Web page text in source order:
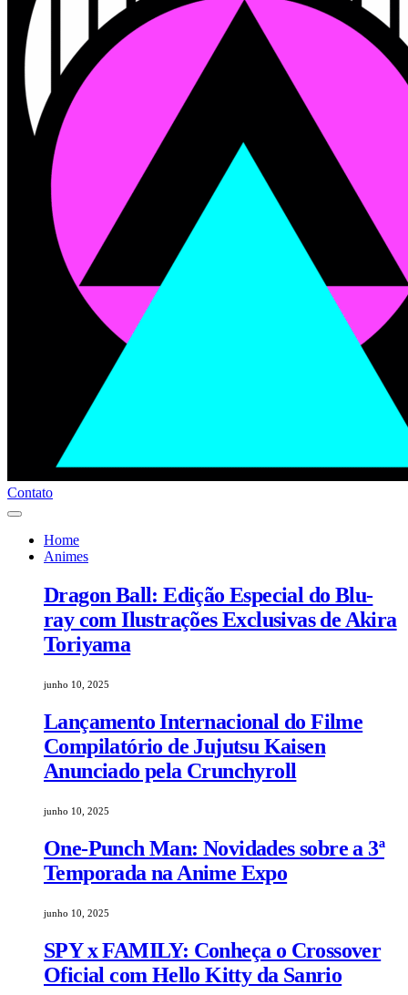
Contato
Home
Animes
Dragon Ball: Edição Especial do Blu-
ray com Ilustrações Exclusivas de Akira
Toriyama
junho 10, 2025
Lançamento Internacional do Filme
Compilatório de Jujutsu Kaisen
Anunciado pela Crunchyroll
junho 10, 2025
One-Punch Man: Novidades sobre a 3ª
Temporada na Anime Expo
junho 10, 2025
SPY x FAMILY: Conheça o Crossover
Oficial com Hello Kitty da Sanrio